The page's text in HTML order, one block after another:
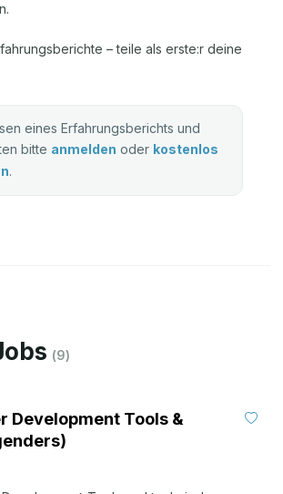
– teile als erste:r deine
eines Erfahrungsberichts und
bitte anmelden oder kostenlos
.
(9)
Development Tools &